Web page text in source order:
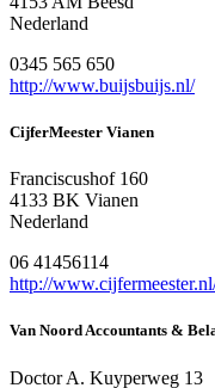
Nederland
0345 565 650
http://www.buijsbuijs.nl/
CijferMeester Vianen
Franciscushof 160
4133 BK Vianen
Nederland
06 41456114
http://
Van Noord Accountants &
Doctor A. Kuyperweg 13